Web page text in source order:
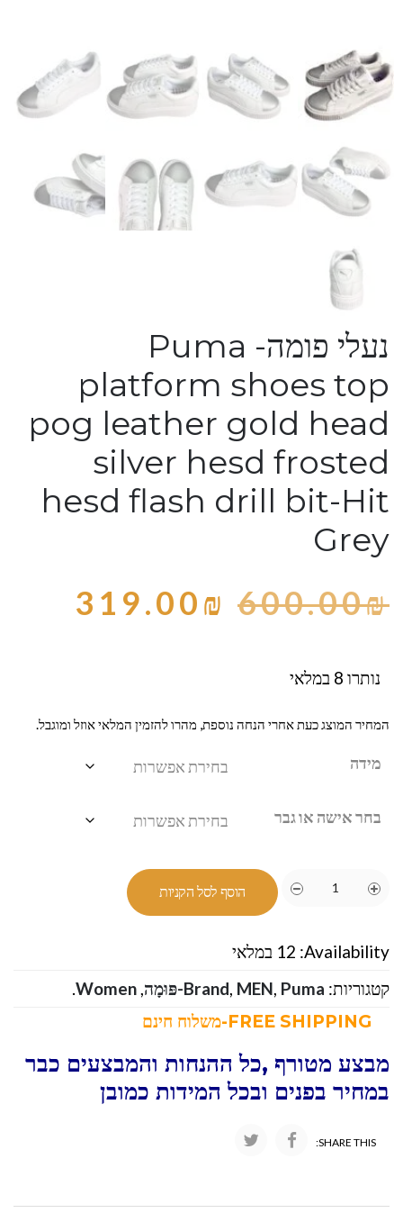
נעלי פומה- Puma
platform shoes top
pog leather gold head
silver hesd frosted
hesd flash drill bit-Hit
Grey
600.00₪
319.00₪
נותרו 8 במלאי
המחיר המוצג כעת אחרי הנחה נוספת, מהרו להזמין המלאי אוזל ומוגבל.
מידה
בחר אישה או גבר
הוסף לסל הקניות
Availability: 12 במלאי
קטגוריות:
Brand, MEN, Puma-פּוּמָה ,
Women
.
מבצע מטורף ,כל ההנחות והמבצעים כבר
במחיר בפנים ובכל המידות כמובן
SHARE THIS: